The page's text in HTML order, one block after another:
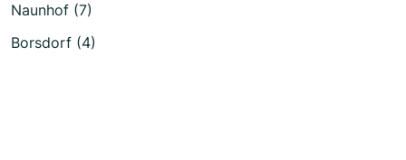
Naunhof (7)
Borsdorf (4)